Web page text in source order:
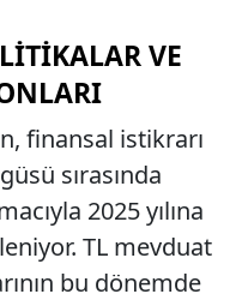
VE
finansal istikrarı
sırasında
2025 yılına
TL mevduat
bu dönemde